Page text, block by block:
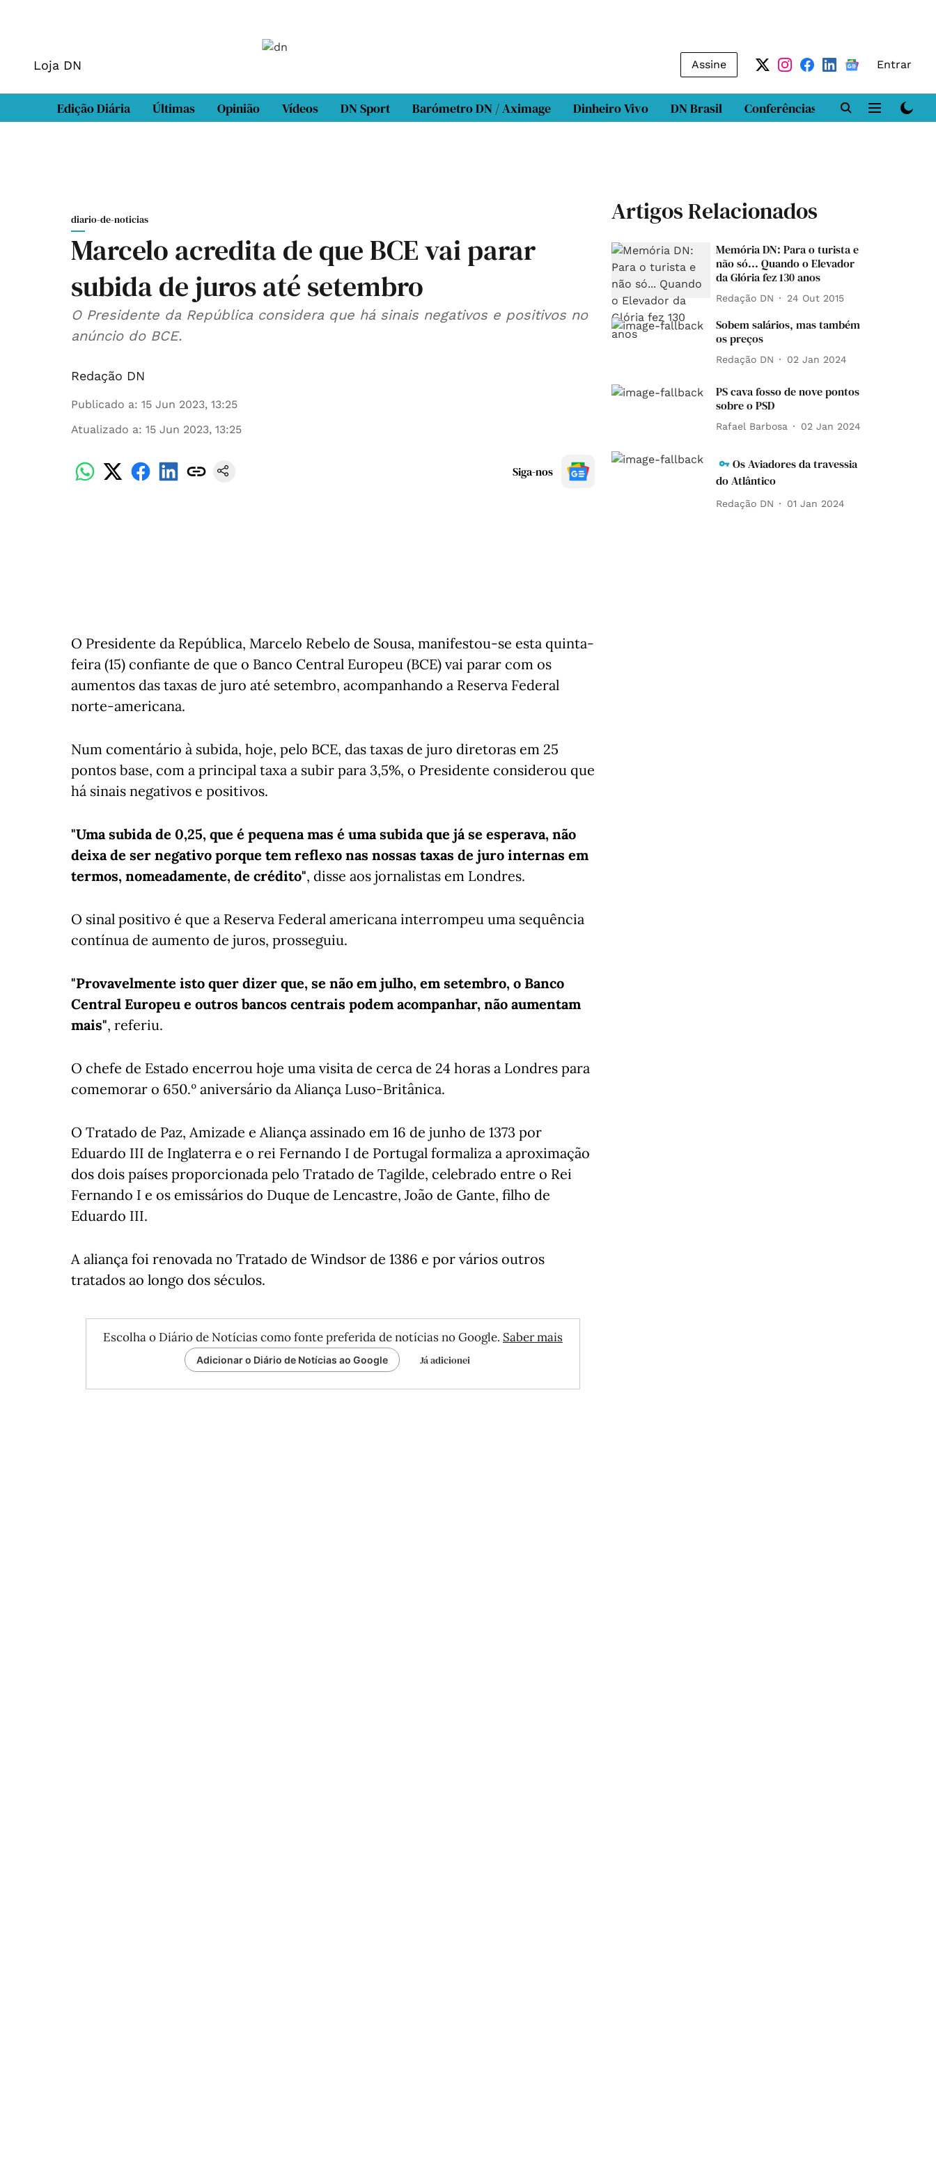
Loja DN Assine Entrar
Edição Diária Últimas Opinião Vídeos DN Sport Barómetro DN / Aximage Dinheiro Vivo DN Brasil Conferências DN LAB
diario-de-noticias
Marcelo acredita de que BCE vai parar
subida de juros até setembro
O Presidente da República considera que há sinais negativos e positivos no
anúncio do BCE.
Redação DN
Publicado a: 15 Jun 2023, 13:25
Atualizado a: 15 Jun 2023, 13:25
Siga-nos
O Presidente da República, Marcelo Rebelo de Sousa, manifestou-se esta quinta-
feira (15) confiante de que o Banco Central Europeu (BCE) vai parar com os
aumentos das taxas de juro até setembro, acompanhando a Reserva Federal
norte-americana.
Num comentário à subida, hoje, pelo BCE, das taxas de juro diretoras em 25
pontos base, com a principal taxa a subir para 3,5%, o Presidente considerou que
há sinais negativos e positivos.
"Uma subida de 0,25, que é pequena mas é uma subida que já se esperava, não
deixa de ser negativo porque tem reflexo nas nossas taxas de juro internas em
termos, nomeadamente, de crédito", disse aos jornalistas em Londres.
O sinal positivo é que a Reserva Federal americana interrompeu uma sequência
contínua de aumento de juros, prosseguiu.
"Provavelmente isto quer dizer que, se não em julho, em setembro, o Banco
Central Europeu e outros bancos centrais podem acompanhar, não aumentam
mais", referiu.
O chefe de Estado encerrou hoje uma visita de cerca de 24 horas a Londres para
comemorar o 650.º aniversário da Aliança Luso-Britânica.
O Tratado de Paz, Amizade e Aliança assinado em 16 de junho de 1373 por
Eduardo III de Inglaterra e o rei Fernando I de Portugal formaliza a aproximação
dos dois países proporcionada pelo Tratado de Tagilde, celebrado entre o Rei
Fernando I e os emissários do Duque de Lencastre, João de Gante, filho de
Eduardo III.
A aliança foi renovada no Tratado de Windsor de 1386 e por vários outros
tratados ao longo dos séculos.
Escolha o Diário de Notícias como fonte preferida de notícias no Google. Saber mais
Adicionar o Diário de Notícias ao Google Já adicionei
Artigos Relacionados
Memória DN: Para o turista e
não só... Quando o Elevador
da Glória fez 130 anos
Redação DN 24 Out 2015
Sobem salários, mas também
os preços
Redação DN 02 Jan 2024
PS cava fosso de nove pontos
sobre o PSD
Rafael Barbosa 02 Jan 2024
Os Aviadores da travessia
do Atlântico
Redação DN 01 Jan 2024